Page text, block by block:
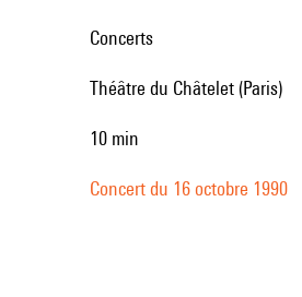
Concerts
Théâtre du Châtelet (Paris)
10 min
Concert du 16 octobre 1990